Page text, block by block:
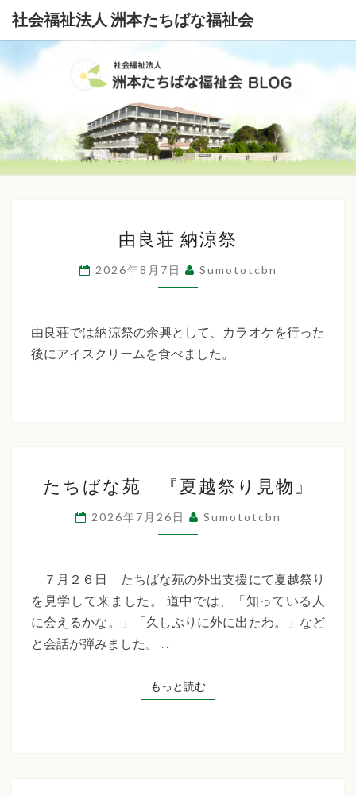
社会福祉法人 洲本たちばな福祉会
社
会
福
法
人
本
た
福
祉
会
良
荘
納
祭
由良荘 納涼祭
2026年8月7日 Sumototcbn
由良荘では納涼祭の余興として、カラオケを行った
後にアイスクリームを食べました。
ち
ば
な
『夏
越
祭
物』
たちばな苑 『夏越祭り見物』
2026年7月26日 Sumototcbn
７月２６日 たちばな苑の外出支援にて夏越祭り
を見学して来ました。 道中では、「知っている人
に会えるかな。」「久しぶりに外に出たわ。」など
と会話が弾みました。 …
もっと読むもっと読む